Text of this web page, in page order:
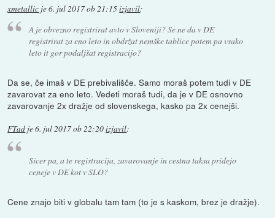
xmetallic je6. jul 2017 ob 21:15izjavil:
A je obvezno registrirat avto v Sloveniji? Se ne da v DE
registrirat za eno leto in obdržat nemške tablice potem pa vsako
leto it gor podaljšat registracijo?
Da se, če imaš v DE prebivališče. Samo moraš potem tudi v DE
zavarovat za eno leto. Vedeti moraš tudi, da je v DE osnovno
zavarovanje 2x dražje od slovenskega, kasko pa 2x cenejši.
FTad je6. jul 2017 ob 22:20izjavil:
Sicer pa, a te registracija, zavarovanje in cestna taksa pridejo
ceneje v DE kot v SLO?
Cene znajo biti v globalu tam tam (to je s kaskom, brez je dražje).